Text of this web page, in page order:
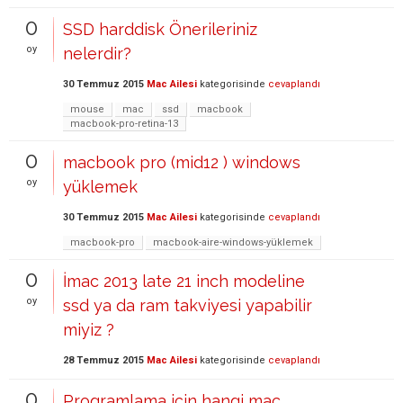
0
oy
SSD harddisk Önerileriniz
nelerdir?
30 Temmuz 2015 Mac Ailesi kategorisinde cevaplandı
mouse mac ssd
macbook
macbook-pro-retina-13
0
oy
macbook pro (mid12 ) windows
yüklemek
30 Temmuz 2015 Mac Ailesi kategorisinde cevaplandı
macbook-pro macbook-aire-windows-yüklemek
0
oy
İmac 2013 late 21 inch modeline
ssd ya da ram takviyesi yapabilir
miyiz ?
28 Temmuz 2015 Mac Ailesi kategorisinde cevaplandı